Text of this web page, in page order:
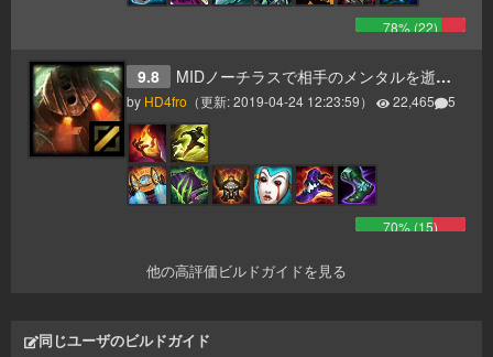
78% (22)
9.8 MIDノーチラスで相手のメンタルを逝かせてゲームに勝つ
by HD4fro （更新:2019-04-24 12:23:59） 22,465 5
70% (15)
他の高評価ビルドガイドを見る
同じユーザのビルドガイド